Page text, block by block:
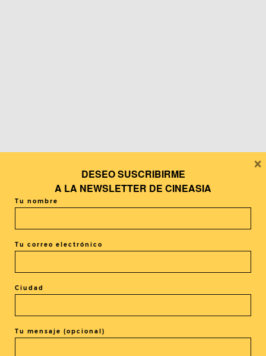
Bittersweet Life (Corea, 2005)
DESEO SUSCRIBIRME
A LA NEWSLETTER DE CINEASIA
Tu nombre
Tu correo electrónico
Ciudad
Tu mensaje (opcional)
×